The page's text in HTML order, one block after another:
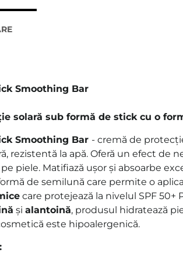
Smoothing Bar
solară sub formă de stick cu o
Smoothing Bar - cremă de
rezistentă la apă. Oferă un efect de
piele. Matifiază ușor și absoarbe
de semilună care permite o
care protejează la nivelul SPF 50+
și alantoină, produsul hidratează
este hipoalergenică.